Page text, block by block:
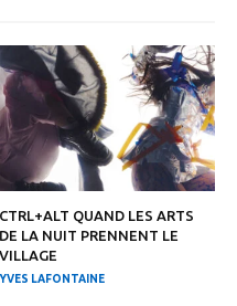
CTRL+ALT QUAND LES ARTS
DE LA NUIT PRENNENT LE
VILLAGE
YVES LAFONTAINE